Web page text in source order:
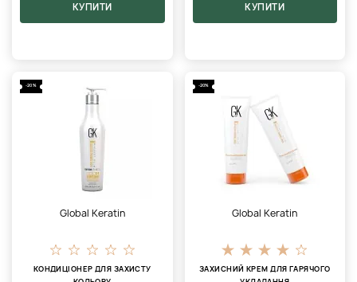
КУПИТИ КУПИТИ
-20%
Global Keratin
КОНДИЦІОНЕР ДЛЯ ЗАХИСТУ
-20%
Global Keratin
ЗАХИСНИЙ КРЕМ ДЛЯ ГАРЯЧОГО